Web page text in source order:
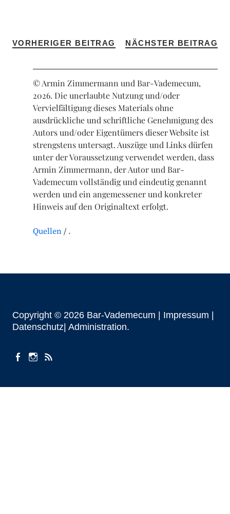
VORHERIGER BEITRAG NÄCHSTER BEITRAG
© Armin Zimmermann und Bar-Vademecum,
2026. Die unerlaubte Nutzung und/oder
Vervielfältigung dieses Materials ohne
ausdrückliche und schriftliche Genehmigung des
Autors und/oder Eigentümers dieser Website ist
strengstens untersagt. Auszüge und Links dürfen
unter der Voraussetzung verwendet werden, dass
Armin Zimmermann, der Autor und Bar-
Vademecum vollständig und eindeutig genannt
werden und ein angemessener und konkreter
Hinweis auf den Originaltext erfolgt.
Quellen .
Copyright © 2026 Bar-Vademecum | Impressum
Datenschutz| Administration